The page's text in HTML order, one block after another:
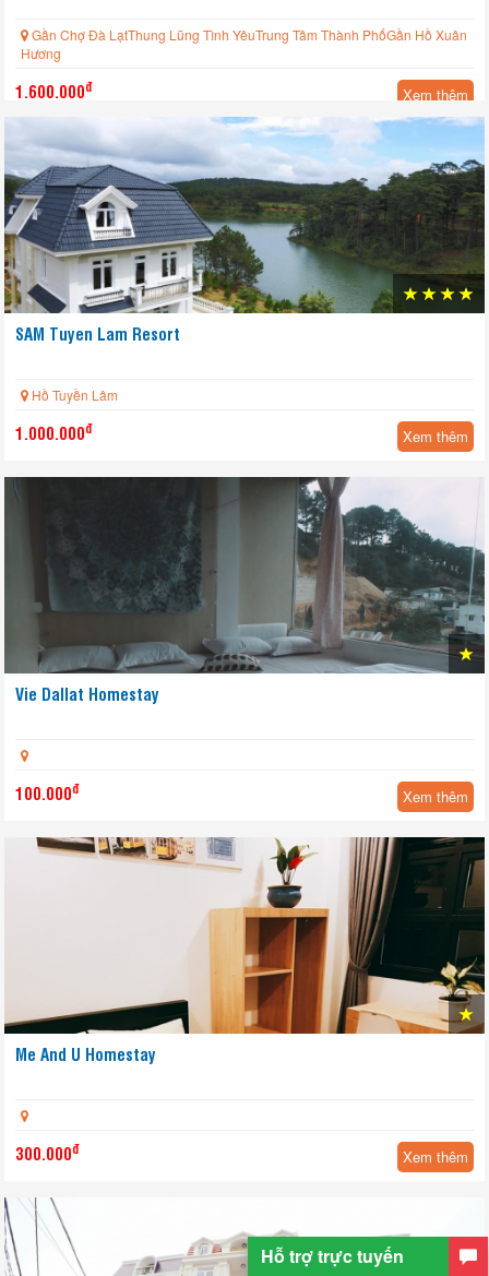
Gần Chợ Đà LạtThung Lũng Tình YêuTrung Tâm Thành PhốGần Hồ Xuân
Hương
1.600.000đ Xem thêm
SAM Tuyen Lam Resort
Hồ Tuyền Lâm
1.000.000đ Xem thêm
Vie Dallat Homestay
100.000đ Xem thêm
Me And U Homestay
300.000đ Xem thêm
Hỗ trợ trực tuyến